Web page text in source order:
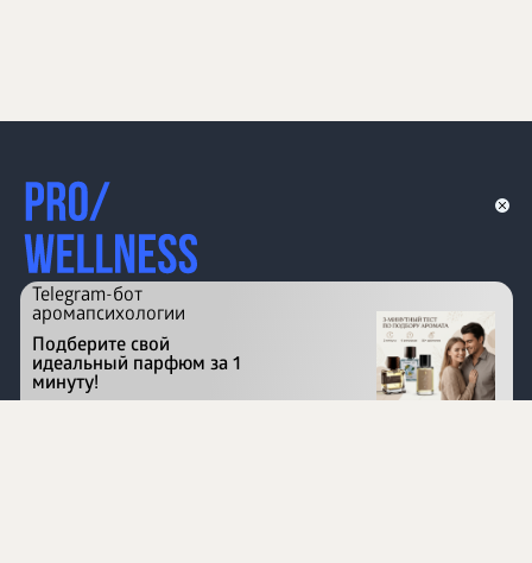
Перейти на сайт
Telegram-бот
аромапсихологии
Подберите свой
идеальный парфюм за 1
минуту!